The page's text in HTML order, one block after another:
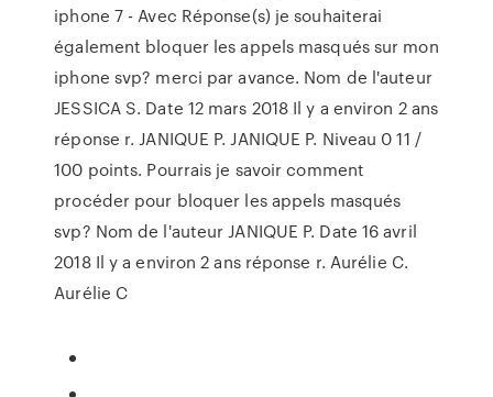
iphone 7 - Avec Réponse(s) je souhaiterai
également bloquer les appels masqués sur mon
iphone svp? merci par avance. Nom de l'auteur
JESSICA S. Date 12 mars 2018 Il y a environ 2 ans
réponse r. JANIQUE P. JANIQUE P. Niveau 0 11 /
100 points. Pourrais je savoir comment
procéder pour bloquer les appels masqués
svp? Nom de l'auteur JANIQUE P. Date 16 avril
2018 Il y a environ 2 ans réponse r. Aurélie C.
Aurélie C